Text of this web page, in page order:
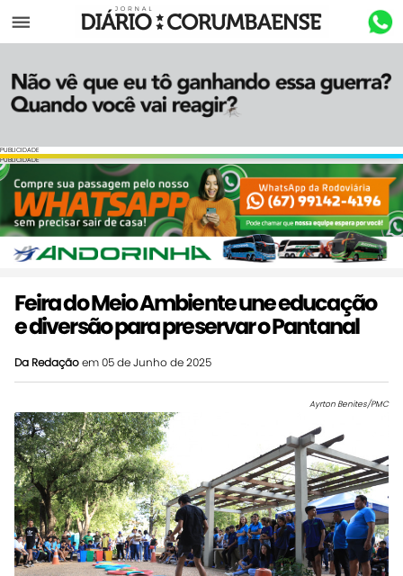
Menu
PUBLICIDADE
PUBLICIDADE
Feira do Meio Ambiente une educação
e diversão para preservar o Pantanal
Da Redaçãoem 05 de Junho de 2025
Ayrton Benites/PMC